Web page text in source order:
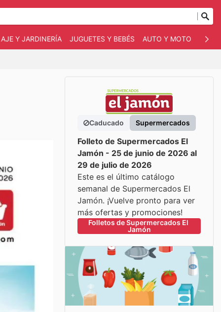
Y JARDINERÍA JUGUETES Y BEBÉS AUTO Y MOTO
Caducado Supermercados
Folleto de Supermercados El
Jamón - 25 de junio de 2026 al
29 de julio de 2026
Este es el último catálogo
semanal de Supermercados El
Jamón. ¡Vuelve pronto para ver
más ofertas y promociones!
Folletos de Supermercados El
Jamón